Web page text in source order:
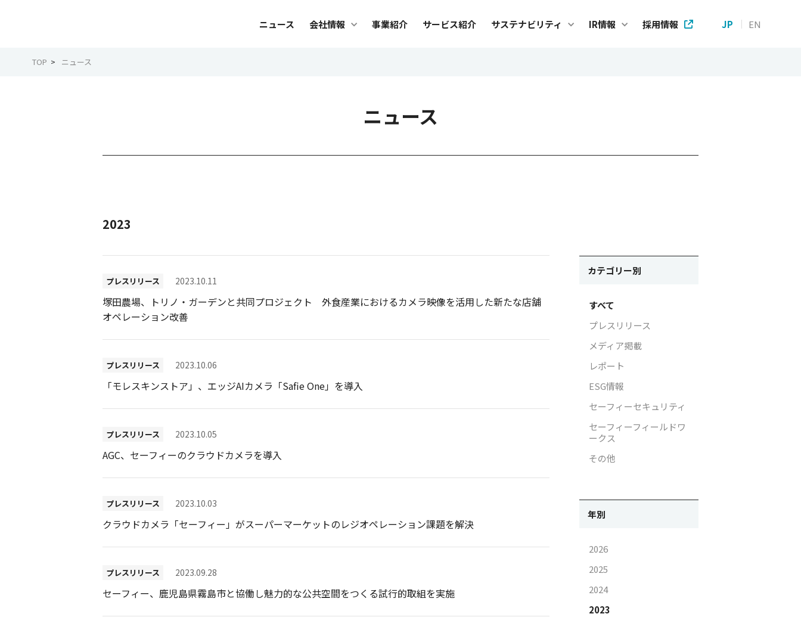
メ
ニュース 会社情報
ビジョン・カルチャー
事業紹介 サービス紹介 サステナビリティ
プライバシー影響評価（PIA）
IR情報
電子公告
免責事項
採用情報 JP EN
TOP ニュース
ニュース
2023
プレスリリース 2023.10.11
塚田農場、トリノ・ガーデンと共同プロジェクト 外食産業におけるカメラ映像を活用した新たな店舗
オペレーション改善
プレスリリース 2023.10.06
「モレスキンストア」、エッジAIカメラ「Safie One」を導入
プレスリリース 2023.10.05
AGC、セーフィーのクラウドカメラを導入
プレスリリース 2023.10.03
クラウドカメラ「セーフィー」がスーパーマーケットのレジオペレーション課題を解決
プレスリリース 2023.09.28
セーフィー、鹿児島県霧島市と協働し魅力的な公共空間をつくる試行的取組を実施
カテゴリー別
すべて
プレスリリース
メディア掲載
レポート
ESG情報
セーフィーセキュリティ
セーフィーフィールドワ
ークス
その他
年別
2026
2025
2024
2023